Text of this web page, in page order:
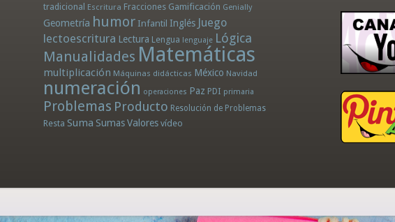
tradicional Escritura Fracciones Gamificación Genially
Geometría humor Infantil Inglés Juego
lectoescritura Lectura Lengua lenguaje Lógica
Manualidades Matemáticas
multiplicación Máquinas didácticas México Navidad
numeración operaciones Paz PDI primaria
Problemas Producto Resolución de Problemas
Resta Suma SumasValores vídeo